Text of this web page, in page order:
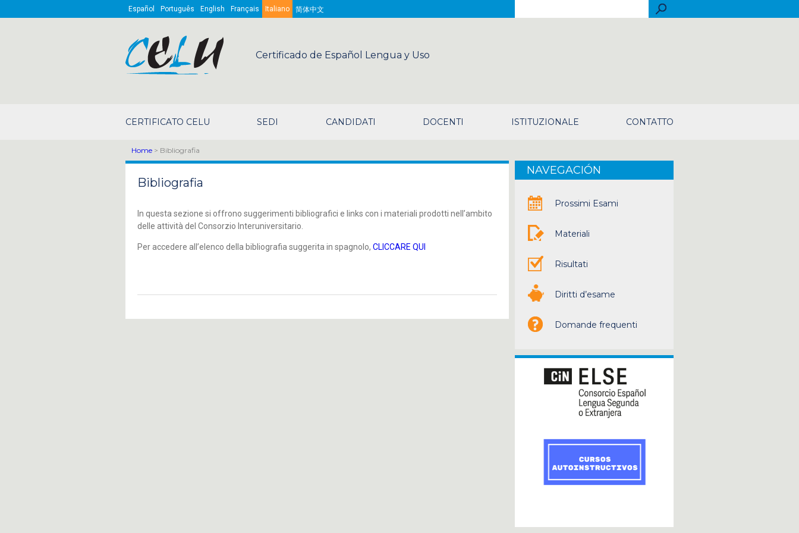
Español Português English Français Italiano 简体中文
Certificado de Español Lengua y Uso
CERTIFICATO CELU SEDI CANDIDATI DOCENTI ISTITUZIONALE CONTATTO
Home > Bibliografia
Bibliografia
In questa sezione si offrono suggerimenti bibliografici e links con i materiali prodotti nell’ambito
delle attività del Consorzio Interuniversitario.
Per accedere all’elenco della bibliografia suggerita in spagnolo, CLICCARE QUI
NAVEGACIÓN
Prossimi Esami
Materiali
Risultati
Diritti d’esame
Domande frequenti